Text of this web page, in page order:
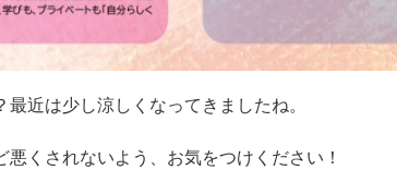
近は少し涼しくなってきましたね。
くされないよう、お気をつけください！